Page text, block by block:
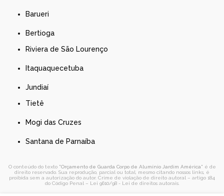
Barueri
Bertioga
Riviera de São Lourenço
Itaquaquecetuba
Jundiaí
Tietê
Mogi das Cruzes
Santana de Parnaíba
O conteúdo do texto "Orçamento de Guarda Corpo de Alumínio Jardim América" é de
direito reservado. Sua reprodução, parcial ou total, mesmo citando nossos links, é
proibida sem a autorização do autor. Crime de violação de direito autoral – artigo 184
do Código Penal – Lei 9610/98 - Lei de direitos autorais.